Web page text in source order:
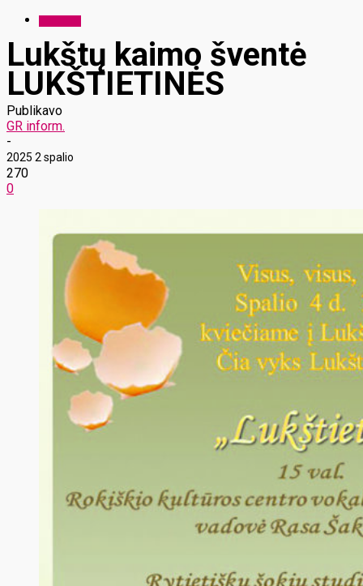
Lukštų kaimo šventė
LUKŠTIETINĖS
Publikavo
GR inform.
-
2025 2 spalio
270
0